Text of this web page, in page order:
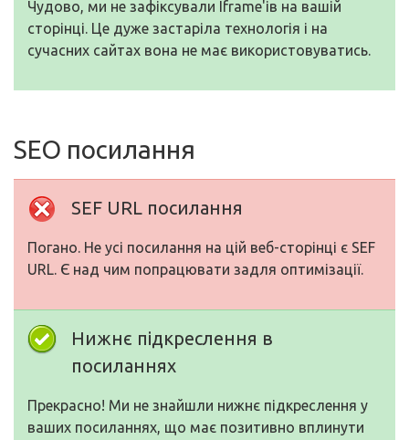
Чудово, ми не зафіксували Iframe'ів на вашій
сторінці. Це дуже застаріла технологія і на
сучасних сайтах вона не має використовуватись.
SEO посилання
SEF URL посилання
Погано. Не усі посилання на цій веб-сторінці є SEF
URL. Є над чим попрацювати задля оптимізації.
Нижнє підкреслення в
посиланнях
Прекрасно! Ми не знайшли нижнє підкреслення у
ваших посиланнях, що має позитивно вплинути